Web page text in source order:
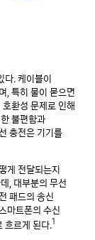
다. 케이블이
, 특히 물이 묻으면
환성 문제로 인해
불편함과
충전은 기기를
게 전달되는지
, 대부분의 무선
패드의 송신
마트폰의 수신
흐르게 된다.1